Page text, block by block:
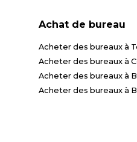
Achat de bureau
Acheter des bureaux à
Acheter des bureaux à
Acheter des bureaux à
Acheter des bureaux à